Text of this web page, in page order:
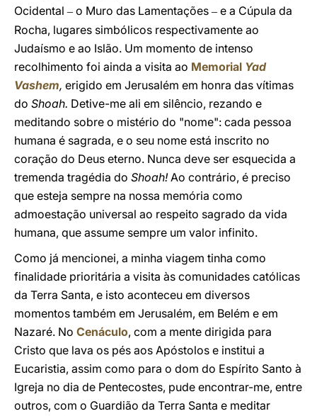
Ocidental – o Muro das Lamentações – e a Cúpula da
Rocha, lugares simbólicos respectivamente ao
Judaísmo e ao Islão. Um momento de intenso
recolhimento foi ainda a visita ao Memorial Yad
Vashem, erigido em Jerusalém em honra das vítimas
do Shoah. Detive-me ali em silêncio, rezando e
meditando sobre o mistério do "nome": cada pessoa
humana é sagrada, e o seu nome está inscrito no
coração do Deus eterno. Nunca deve ser esquecida a
tremenda tragédia do Shoah!Ao contrário, é preciso
que esteja sempre na nossa memória como
admoestação universal ao respeito sagrado da vida
humana, que assume sempre um valor infinito.
Como já mencionei, a minha viagem tinha como
finalidade prioritária a visita às comunidades católicas
da Terra Santa, e isto aconteceu em diversos
momentos também em Jerusalém, em Belém e em
Nazaré. No Cenáculo, com a mente dirigida para
Cristo que lava os pés aos Apóstolos e institui a
Eucaristia, assim como para o dom do Espírito Santo à
Igreja no dia de Pentecostes, pude encontrar-me, entre
outros, com o Guardião da Terra Santa e meditar